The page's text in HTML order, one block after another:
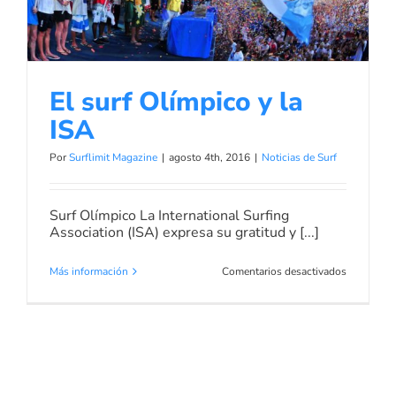
El surf Olímpico y la
ISA
PorSurflimit Magazine | agosto 4th, 2016 | Noticias de Surf
Surf Olímpico La International Surfing
Association (ISA) expresa su gratitud y [...]
Más información Comentarios desactivadosen